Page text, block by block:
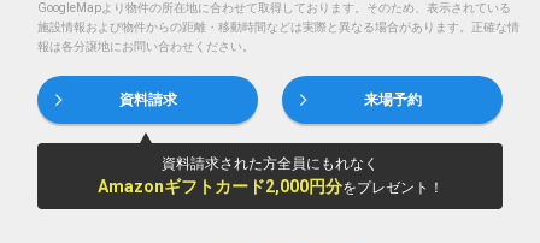
GoogleMapより物件の所在地に合わせて取得しております。そのため、表示されている
施設情報および物件からの距離・移動時間などは実際と異なる場合があります。正確な情
報は各分譲地にお問い合わせください。
資料請求 来場予約
資料請求された方全員にもれなく
Amazonギフトカード2,000円分をプレゼント！